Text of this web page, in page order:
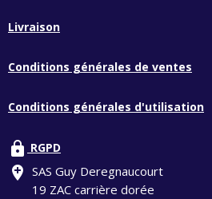
Livraison
Conditions générales de ventes
Conditions générales d'utilisation
lock RGPD
add_location SAS Guy Deregnaucourt
19 ZAC carrière dorée